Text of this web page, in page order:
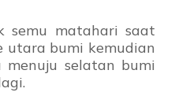
semu matahari saat
utara bumi kemudian
selatan bumi